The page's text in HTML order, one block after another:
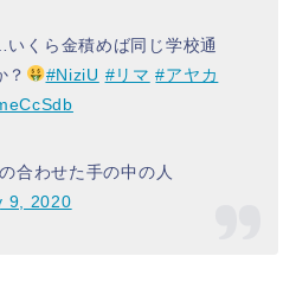
くら金積めば同じ学校通
？
#NiziU #リマ #アヤカ
合わせた手の中の人
9, 2020